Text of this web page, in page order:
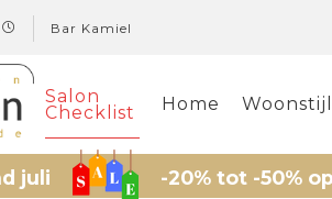
Bar Kamiel
Salon
Checklist Home
-20% tot -50% op